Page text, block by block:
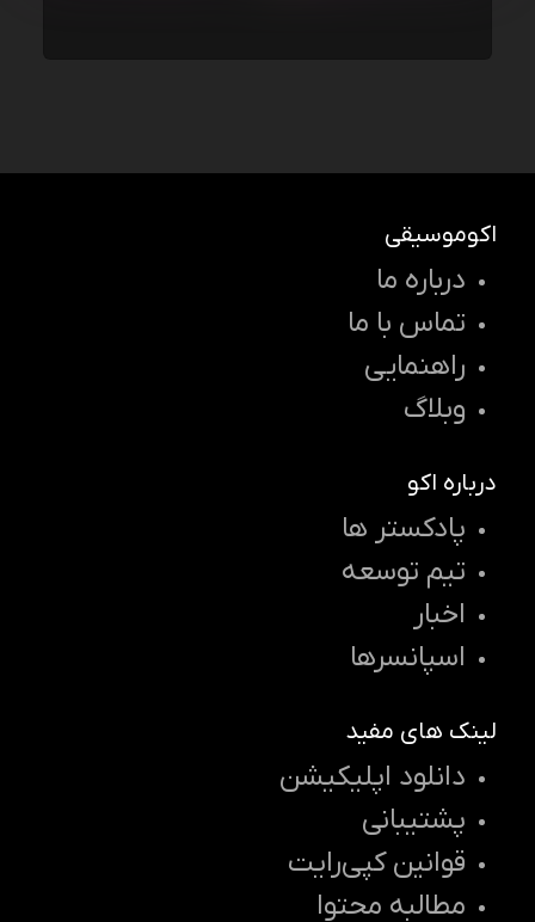
اکوموسیقی
درباره ما
تماس با ما
راهنمایی
وبلاگ
درباره اکو
پادکستر ها
تیم توسعه
اخبار
اسپانسرها
لینک های مفید
دانلود اپلیکیشن
پشتیبانی
قوانین کپی‌رایت
مطالبه محتوا